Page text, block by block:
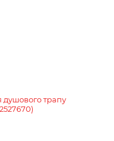
душового трапу